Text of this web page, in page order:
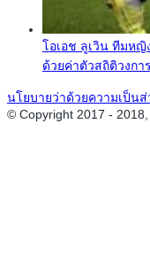
โอเอช ลูเวิน ทีมหญิ
ด้วยค่าตัวสถิติวงกา
นโยบายว่าด้วยความเป็น
© Copyright 2017 -